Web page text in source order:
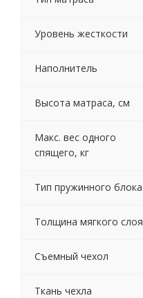
Уровень жесткости
Наполнитель
Высота матраса, см
Макс. вес одного
спящего, кг
Тип пружинного блока
Толщина мягкого слоя
Съемный чехол
Ткань чехла